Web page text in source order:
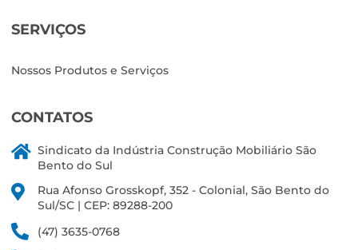
SERVIÇOS
Nossos Produtos e Serviços
CONTATOS
Sindicato da Indústria Construção Mobiliário São
Bento do Sul
Rua Afonso Grosskopf, 352 - Colonial, São Bento do
Sul/SC | CEP: 89288-200
(47) 3635-0768